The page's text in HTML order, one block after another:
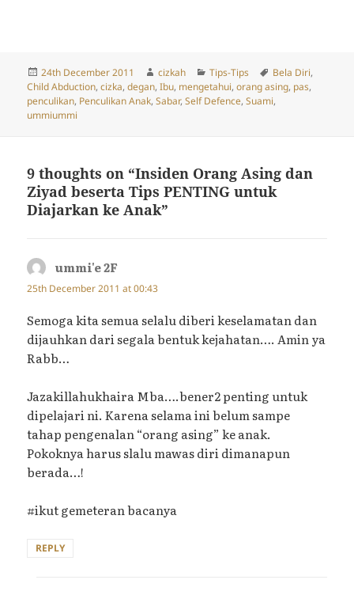
Posted
on
24th December 2011 Author
cizkah Categories
Tips-Tips Tags
Bela Diri,
Child Abduction,cizka,degan,Ibu, mengetahui,orang asing, pas,
penculikan, Penculikan Anak,Sabar,Self Defence,Suami,
ummiummi
9 thoughts on “Insiden Orang Asing dan
Ziyad beserta Tips PENTING untuk
Diajarkan ke Anak”
ummi'e 2F
25th December 2011 at 00:43
Semoga kita semua selalu diberi keselamatan dan
dijauhkan dari segala bentuk kejahatan…. Amin ya
Rabb…
Jazakillahukhaira Mba….bener2 penting untuk
dipelajari ni. Karena selama ini belum sampe
tahap pengenalan “orang asing” ke anak.
Pokoknya harus slalu mawas diri dimanapun
berada…!
#ikut gemeteran bacanya
REPLY